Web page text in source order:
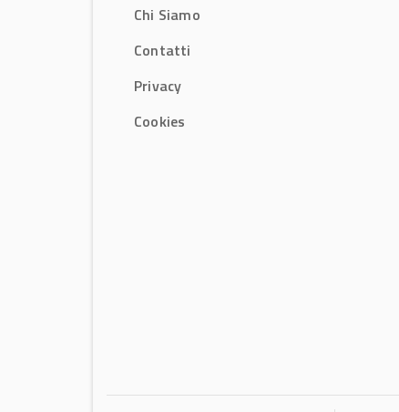
Chi Siamo
Contatti
Privacy
Cookies